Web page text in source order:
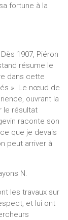
fortune à la
1907, Piéron
résume le
dans cette
». Le nœud de
ouvrant la
le résultat
raconte son
que je devais
peut arriver à
N.
les travaux sur
et lui ont